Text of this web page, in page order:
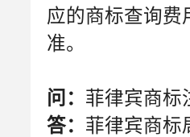
应的商标查询费
准。
问： 菲律宾商标
答： 菲律宾商标